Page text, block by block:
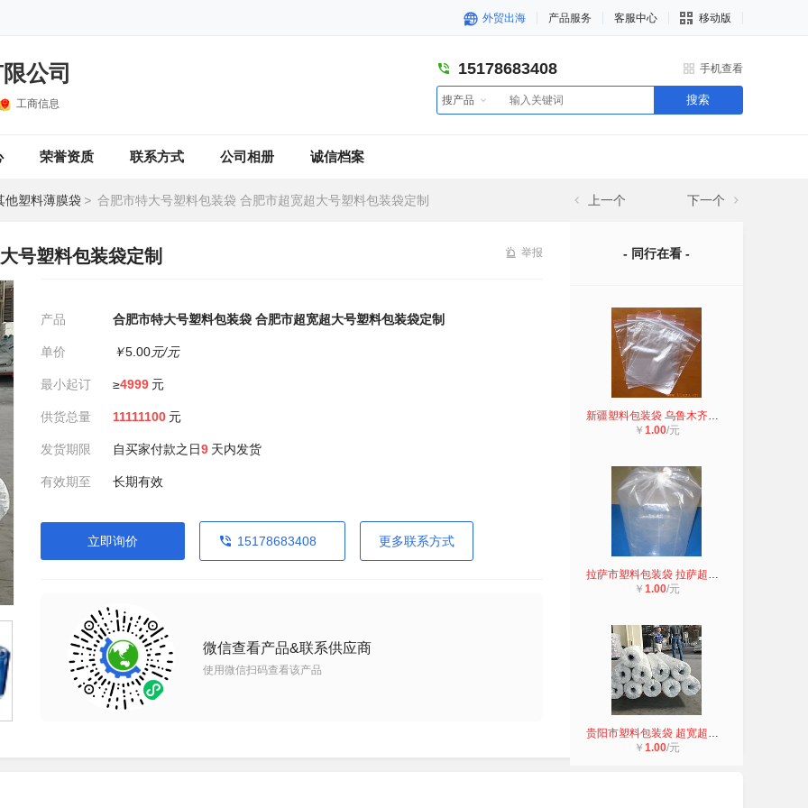
外贸出海 产品服务 客服中心 移动版
公司
工商信息
15178683408 手机查看
搜产品 搜索
荣誉资质 联系方式 公司相册 诚信档案
他塑料薄膜袋 > 合肥市特大号塑料包装袋 合肥市超宽超大号塑料包装袋定制 上一个 下一个
号塑料包装袋定制 举报
产品 合肥市特大号塑料包装袋 合肥市超宽超大号塑料包装袋定制
单价 ￥5.00元/元
最小起订 ≥4999 元
供货总量 11111100 元
发货期限 自买家付款之日9 天内发货
有效期至 长期有效
立即询价 15178683408 更多联系方式
微信查看产品&联系供应商
使用微信扫码查看该产品
- 同行在看 -
新疆塑料包装袋 乌鲁木齐塑料袋定制
￥ 1.00/元
拉萨市塑料包装袋 拉萨超大PE薄膜包
￥ 1.00/元
贵阳市塑料包装袋 超宽超大型PE 塑料
￥ 1.00/元